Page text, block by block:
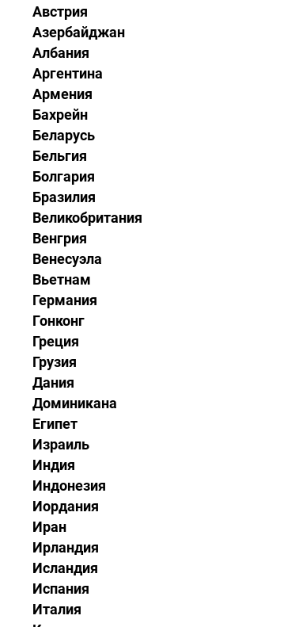
Австрия
Азербайджан
Албания
Аргентина
Армения
Бахрейн
Беларусь
Бельгия
Болгария
Бразилия
Великобритания
Венгрия
Венесуэла
Вьетнам
Германия
Гонконг
Греция
Грузия
Дания
Доминикана
Египет
Израиль
Индия
Индонезия
Иордания
Иран
Ирландия
Исландия
Испания
Италия